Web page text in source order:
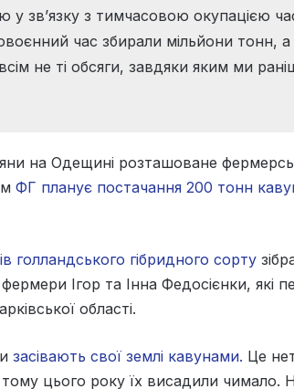
у зв’язку з тимчасовою окупацією
час збирали мільйони тонн,
не ті обсяги, завдяки яким ми
на Одещині розташоване
ФГ планує постачання 200 тонн
голландського гібридного сорту
Ігор та Інна Федосієнки, які
області.
засівають свої землі кавунами. Це
цього року їх висадили чимало.